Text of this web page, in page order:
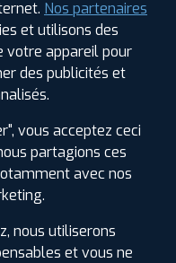
ÉTIQUETAGE
Nos partenaires
et utilisons des
votre appareil pour
des publicités et
vous acceptez ceci
partagions ces
avec nos
nous utiliserons
et vous ne